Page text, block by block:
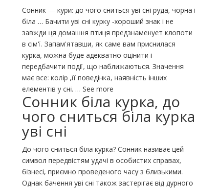
Сонник — кури: до чого сниться уві сні руда, чорна і
біла … Бачити уві сні курку -хороший знак і не
завжди ця домашня птиця предзнаменует клопоти
в сім'ї. Запам'ятавши, як саме вам приснилася
курка, можна буде адекватно оцінити і
передбачити події, що наближаються. Значення
має все: колір ,її поведінка, наявність інших
елементів у сні. … See more
Сонник біла курка, до
чого сниться біла курка
уві сні
До чого сниться біла курка? Сонник називає цей
символ передвістям удачі в особистих справах,
бізнесі, приємно проведеного часу з близькими.
Однак бачення уві сні також застерігає від дурного